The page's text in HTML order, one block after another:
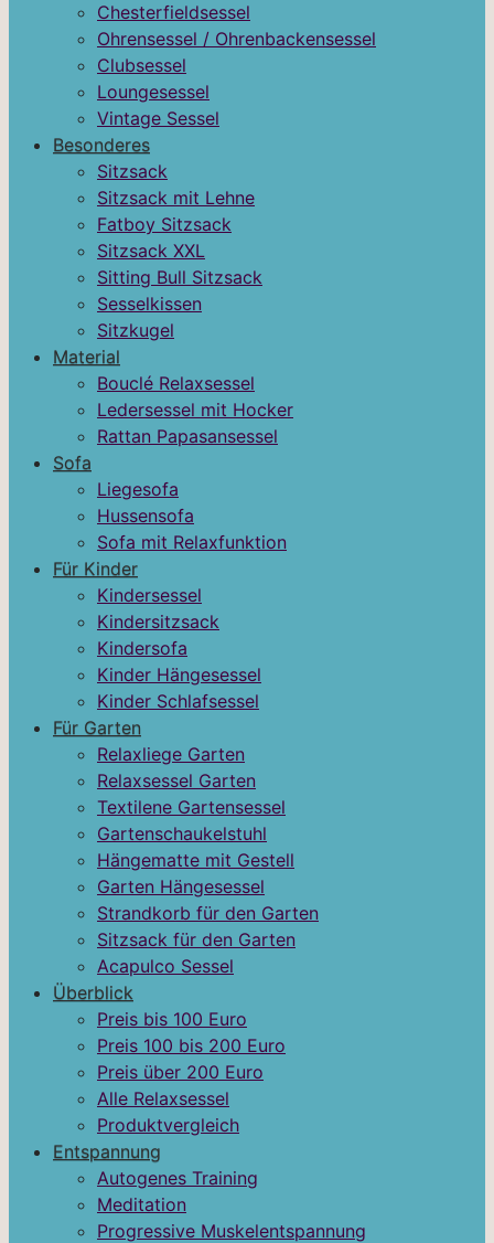
Chesterfieldsessel
Ohrensessel / Ohrenbackensessel
Clubsessel
Loungesessel
Vintage Sessel
Besonderes
Sitzsack
Sitzsack mit Lehne
Fatboy Sitzsack
Sitzsack XXL
Sitting Bull Sitzsack
Sesselkissen
Sitzkugel
Material
Bouclé Relaxsessel
Ledersessel mit Hocker
Rattan Papasansessel
Sofa
Liegesofa
Hussensofa
Sofa mit Relaxfunktion
Für Kinder
Kindersessel
Kindersitzsack
Kindersofa
Kinder Hängesessel
Kinder Schlafsessel
Für Garten
Relaxliege Garten
Relaxsessel Garten
Textilene Gartensessel
Gartenschaukelstuhl
Hängematte mit Gestell
Garten Hängesessel
Strandkorb für den Garten
Sitzsack für den Garten
Acapulco Sessel
Überblick
Preis bis 100 Euro
Preis 100 bis 200 Euro
Preis über 200 Euro
Alle Relaxsessel
Produktvergleich
Entspannung
Autogenes Training
Meditation
Progressive Muskelentspannung